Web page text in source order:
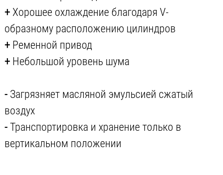
+Хорошее охлаждение благодаря V-
образному расположению цилиндров
+Ременной привод
+Небольшой уровень шума
-Загрязняет масляной эмульсией сжатый
воздух
-Транспортировка и хранение только в
вертикальном положении